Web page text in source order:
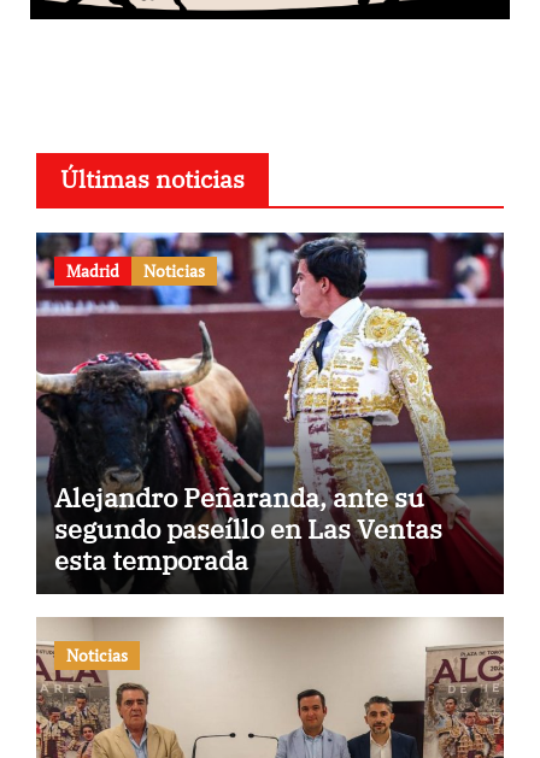
Últimas noticias
Madrid Noticias
Alejandro Peñaranda, ante su
segundo paseíllo en Las Ventas
esta temporada
Noticias